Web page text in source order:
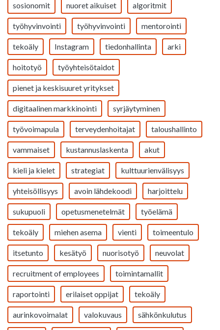
sosionomit nuoret aikuiset algoritmit
työhyvinvointi työhyvinvointi mentorointi
tekoäly Instagram tiedonhallinta arki
hoitotyö työyhteisötaidot
pienet ja keskisuuret yritykset
digitaalinen markkinointi syrjäytyminen
työvoimapula terveydenhoitajat taloushallinto
vammaiset kustannuslaskenta akut
kieli ja kielet strategiat kulttuurienvälisyys
yhteisöllisyys avoin lähdekoodi harjoittelu
sukupuoli opetusmenetelmät työelämä
tekoäly miehen asema vienti toimeentulo
itsetunto kesätyö nuorisotyö neuvolat
recruitment of employees toimintamallit
raportointi erilaiset oppijat tekoäly
aurinkovoimalat valokuvaus sähkönkulutus